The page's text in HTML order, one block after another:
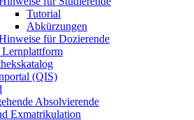
Tutorial
Abkürzungen
für Dozierende
(QIS)
Absolvierende
Exmatrikulation